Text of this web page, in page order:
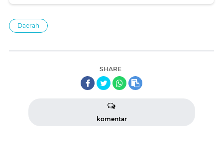
Daerah
SHARE
komentar